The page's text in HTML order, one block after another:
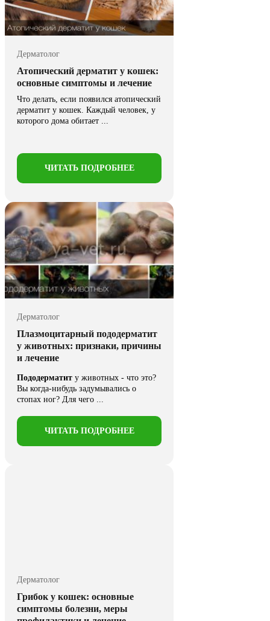
Дерматолог
Атопический дерматит у кошек:
основные симптомы и лечение
Что делать, если появился атопический
дерматит у кошек. Каждый человек, у
которого дома обитает ...
ЧИТАТЬ ПОДРОБНЕЕ
Дерматолог
Плазмоцитарный пододерматит
у животных: признаки, причины
и лечение
Пододерматит у животных - что это?
Вы когда-нибудь задумывались о
стопах ног? Для чего ...
ЧИТАТЬ ПОДРОБНЕЕ
Дерматолог
Грибок у кошек: основные
симптомы болезни, меры